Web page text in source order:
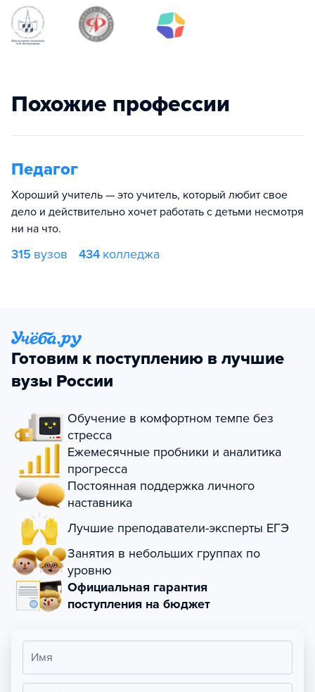
Похожие профессии
Педагог
Хороший учитель — это учитель, который любит свое
дело и действительно хочет работать с детьми несмотря
ни на что.
315 вузов 434 колледжа
Готовим к поступлению в лучшие
вузы России
Обучение в комфортном темпе без
стресса
Ежемесячные пробники и аналитика
прогресса
Постоянная поддержка личного
наставника
Лучшие преподаватели-эксперты ЕГЭ
Занятия в небольших группах по
уровню
Официальная гарантия
поступления на бюджет
Имя